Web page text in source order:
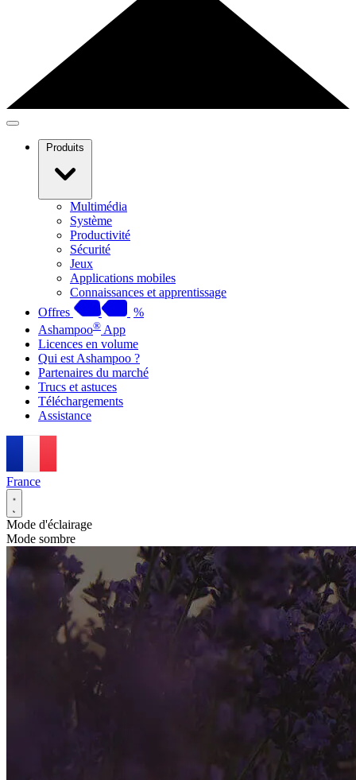
Produits
Multimédia
Système
Productivité
Sécurité
Jeux
Applications mobiles
Connaissances et apprentissage
Offres
%
Ashampoo® App
Licences en volume
Qui est Ashampoo ?
Partenaires du marché
Trucs et astuces
Téléchargements
Assistance
France
Mode d'éclairage
Mode sombre